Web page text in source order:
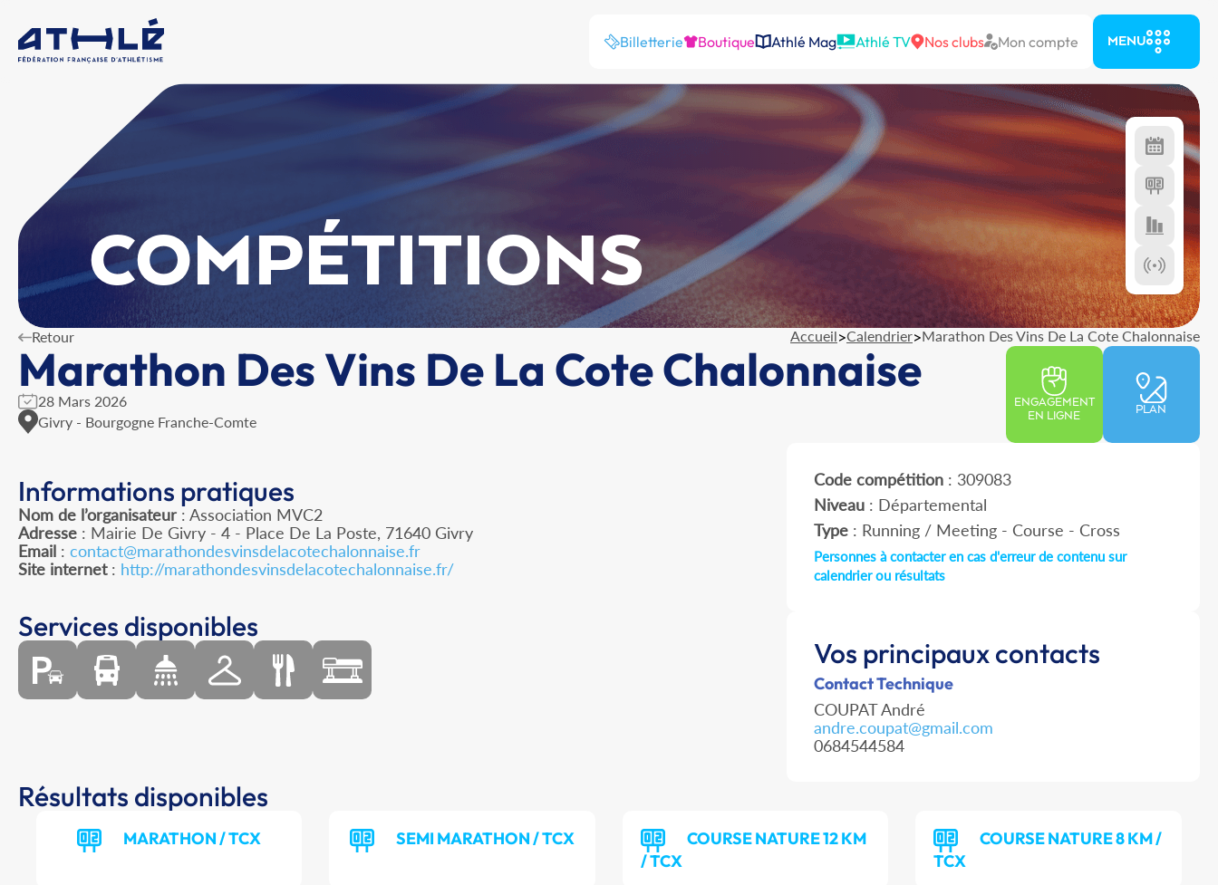
Billetterie Boutique Athlé Mag Athlé TV Nos clubs Mon compte MENU
COMPÉTITIONS
Retour Accueil>Calendrier>Marathon Des Vins De La Cote Chalonnaise
Marathon Des Vins De La Cote Chalonnaise
28 Mars 2026
Givry - Bourgogne Franche-Comte
ENGAGEMENT
EN LIGNE
PLAN
Informations pratiques
Nom de l’organisateur : Association MVC2
Adresse : Mairie De Givry - 4 - Place De La Poste, 71640 Givry
Email : contact@marathondesvinsdelacotechalonnaise.fr
Site internet: http://marathondesvinsdelacotechalonnaise.fr/
Code compétition: 309083
Niveau: Départemental
Type: Running / Meeting - Course - Cross
Personnes à contacter en cas d'erreur de contenu sur
calendrier ou résultats
Services disponibles
Vos principaux contacts
Contact Technique
COUPAT André
andre.coupat@gmail.com
0684544584
Résultats disponibles
MARATHON / TCX SEMI MARATHON / TCX
COURSE NATURE 12 KM
/ TCX
COURSE NATURE 8 KM /
TCX